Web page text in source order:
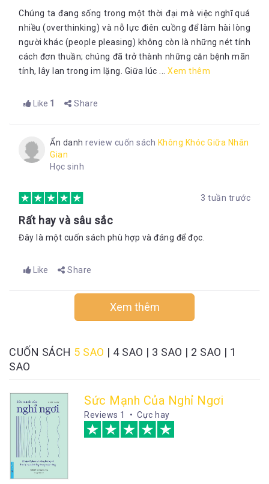
Chúng ta đang sống trong một thời đại mà việc nghĩ quá
nhiều (overthinking) và nỗ lực điên cuồng để làm hài lòng
người khác (people pleasing) không còn là những nét tính
cách đơn thuần; chúng đã trở thành những căn bệnh mãn
tính, lây lan trong im lặng. Giữa lúc ...
Xem thêm
Like 1 Share
Ẩn danh review cuốn sách Không Khóc Giữa Nhân
Gian
Học sinh
3 tuần trước
Rất hay và sâu sắc
Đây là một cuốn sách phù hợp và đáng để đọc.
Like Share
Xem thêm
CUỐN SÁCH 5 SAO | 4 SAO | 3 SAO | 2 SAO | 1
SAO
Sức Mạnh Của Nghỉ Ngơi
Reviews 1 • Cực hay